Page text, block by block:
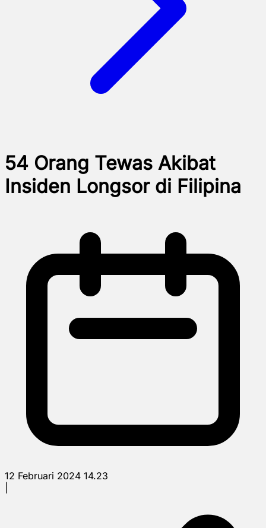
54 Orang Tewas Akibat
Insiden Longsor di Filipina
12 Februari 2024 14.23